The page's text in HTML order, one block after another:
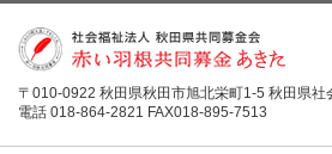
〒010-0922 秋田県秋田市旭北栄町1-5 秋田県社
電話 018-864-2821 FAX018-895-7513